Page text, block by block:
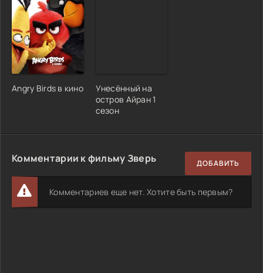
Angry Birds в кино
Унесённый на
остров Айран 1
сезон
Комментарии к фильму Зверь ДОБАВИТЬ
Комментариев еще нет. Хотите быть первым?